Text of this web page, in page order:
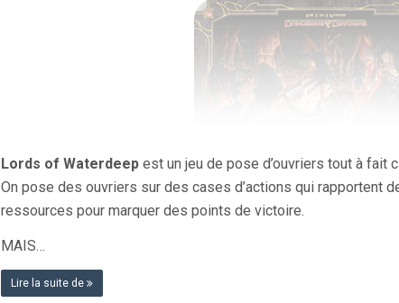
Lords of Waterdeep est un jeu de pose d’ouvriers tout à fait
On pose des ouvriers sur des cases d’actions qui rapportent
ressources pour marquer des points de victoire.
MAIS…
Lire la suite de